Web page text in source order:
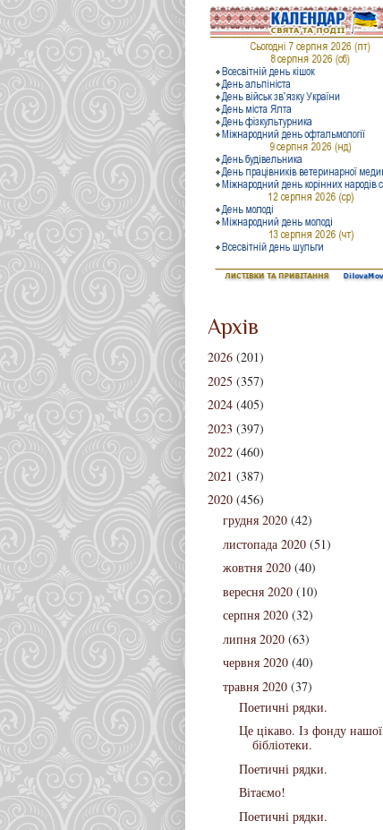
Архів
2026 (201)
2025 (357)
2024 (405)
2023 (397)
2022 (460)
2021 (387)
2020 (456)
грудня 2020 (42)
листопада 2020 (51)
жовтня 2020 (40)
вересня 2020 (10)
серпня 2020 (32)
липня 2020 (63)
червня 2020 (40)
травня 2020 (37)
Поетичні рядки.
Це цікаво. Із фонду нашої
бібліотеки.
Поетичні рядки.
Вітаємо!
Поетичні рядки.